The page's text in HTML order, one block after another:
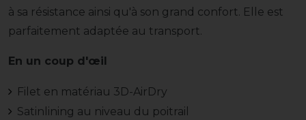
à sa résistance ainsi qu'à son grand confort. Elle est
parfaitement adaptée au transport.
En un coup d'œil
Filet en matériau 3D-AirDry
Satinlining au niveau du poitrail